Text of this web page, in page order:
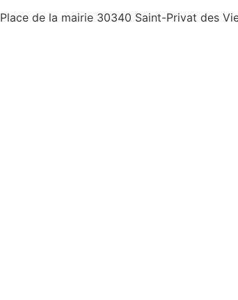
Place de la mairie 30340 Saint-Privat des